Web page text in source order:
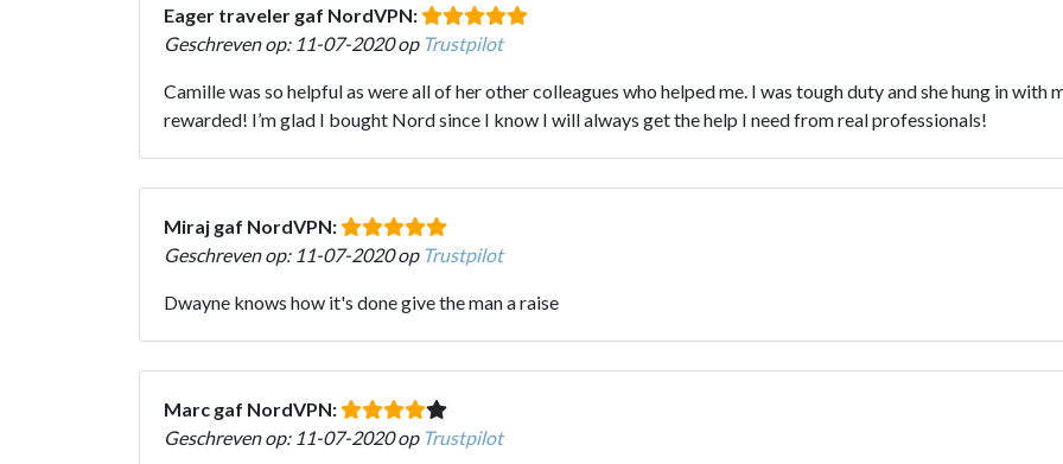
Eager traveler gaf NordVPN:
Geschreven op: 11-07-2020 op Trustpilot
Camille was so helpful as were all of her other colleagues who helped me. I was tough duty and she hung in with
rewarded! I’m glad I bought Nord since I know I will always get the help I need from real professionals!
Miraj gaf NordVPN:
Geschreven op: 11-07-2020 op Trustpilot
Dwayne knows how it's done give the man a raise
Marc gaf NordVPN:
Geschreven op: 11-07-2020 op Trustpilot